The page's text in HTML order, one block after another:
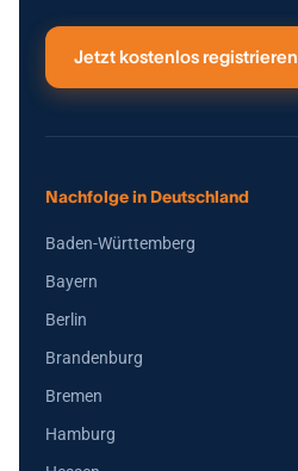
Jetzt kostenlos registrieren
Nachfolge in Deutschland
Baden-Württemberg
Bayern
Berlin
Brandenburg
Bremen
Hamburg